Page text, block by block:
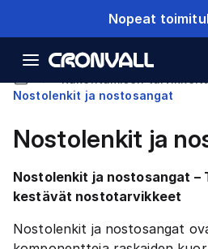
Nopeat
Nostolenkit ja nostosangat
Nostolenkit ja
Nostolenkit ja nostosangat –
kestävät nostotarvikkeet
Nostolenkit ja nostosangat